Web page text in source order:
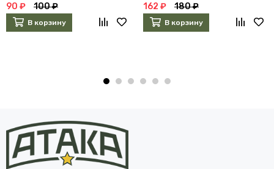
90 ₽ 100 ₽
В корзину
162 ₽ 180 ₽
В корзину